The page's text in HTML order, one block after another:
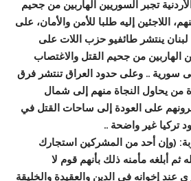
تجبر السوريين الهاربين من جحيم
اللاجئين إليه طلبا للأمن والأمان، على
ينتشر طائفيو حزب اللات على
الهاربين من جحيم القتل والاغتصاب
سورية .. وعلى حدود العراق تنتشر فرق
من يحاول النجاة منهم إلى شمال
على العودة إلى ساحات القتل في
تركيا غير واضحة ..
(وإن أحد من المشركين استجارك
ثم أبلغه مأمنه ذلك بأنهم قوم لا
عند إخوانه في الدين والعقيدة والخليقة